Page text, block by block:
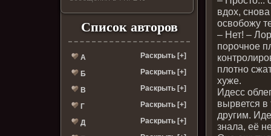
Список авторов
А Раскрыть [+]
Б Раскрыть [+]
В Раскрыть [+]
Г Раскрыть [+]
Д Раскрыть [+]
вдох,
освобожу
– Нет! –
порочное
плотно
хуже.
Идесс
вырвется в
другим.
знала, её